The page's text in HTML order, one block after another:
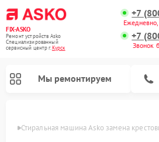
FIX-ASKO
Ремонт устройств Asko
Специализированный
cервисный центр г.Курск
+7
+7
Звонок
Мы ремонтируем
Стиральная машина Asko замена